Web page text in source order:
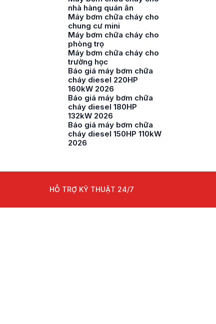
nhà hàng quán ăn
Máy bơm chữa cháy cho
chung cư mini
Máy bơm chữa cháy cho
phòng trọ
Máy bơm chữa cháy cho
trường học
Báo giá máy bơm chữa
cháy diesel 220HP
160kW 2026
Báo giá máy bơm chữa
cháy diesel 180HP
132kW 2026
Báo giá máy bơm chữa
cháy diesel 150HP 110kW
2026
HỖ TRỢ KỸ THUẬT 24/7